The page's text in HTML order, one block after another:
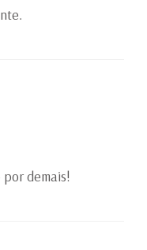
demais!